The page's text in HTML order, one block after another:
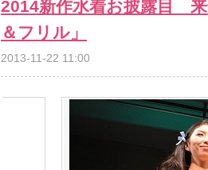
2014新作水着お披露目
＆フリル」
2013-11-22 11:00